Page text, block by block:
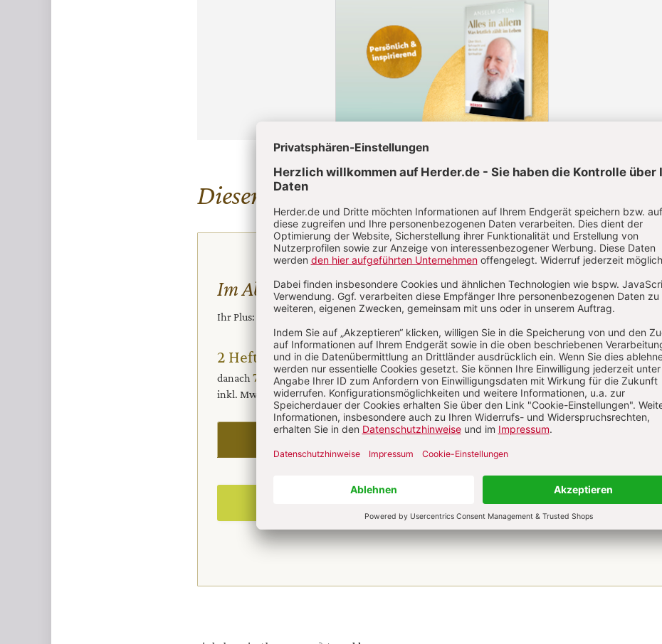
Diesen Artikel jetzt lesen!
Im Abo
Ihr Plus: Zugriff auch auf alle anderen Artikel im Abo-Bereich
2 Hefte + 2 Hefte digital 0,00 €
danach 70,80 € für 12 Ausgaben pro Jahr + Digitalzugang
inkl. MwSt., zzgl. 13,20 € Versand (D)